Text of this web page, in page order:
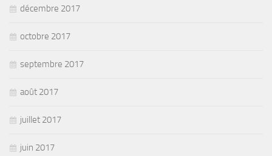
décembre 2017
octobre 2017
septembre 2017
août 2017
juillet 2017
juin 2017